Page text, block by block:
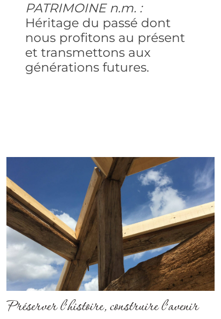
PATRIMOINE n.m. :
Héritage du passé dont
nous profitons au présent
et transmettons aux
générations futures.
Préserver l’histoire, construire l’avenir